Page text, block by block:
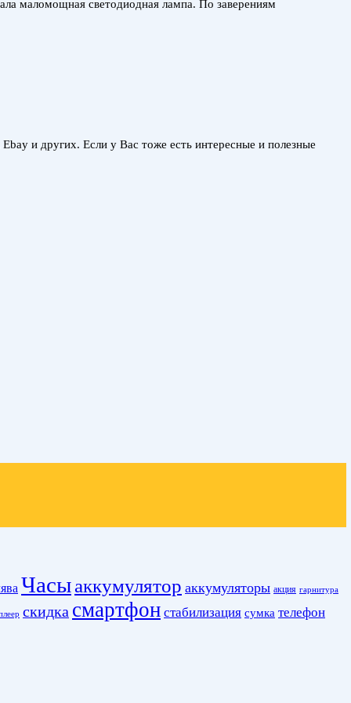
маломощная светодиодная лампа. По заверениям
и других. Если у Вас тоже есть интересные и полезные
Часыаккумулятор аккумуляторы акция гарнитура
скидка смартфон стабилизация сумка телефон